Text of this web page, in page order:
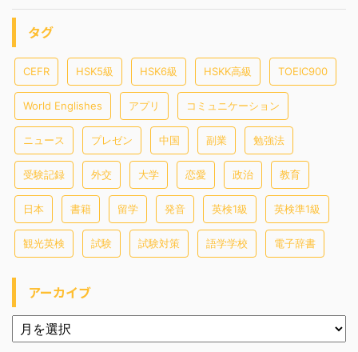
タグ
CEFR HSK5級 HSK6級 HSKK高級 TOEIC900
World Englishes アプリ コミュニケーション
ニュース プレゼン 中国 副業 勉強法
受験記録 外交 大学 恋愛 政治 教育
日本 書籍 留学 発音 英検1級 英検準1級
観光英検 試験 試験対策 語学学校 電子辞書
アーカイブ